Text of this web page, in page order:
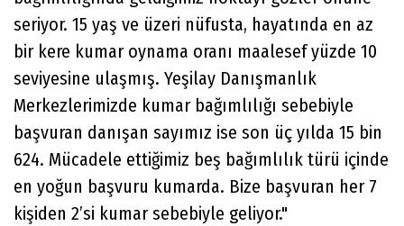
seriyor. 15 yaş ve üzeri nüfusta, hayatında en az
bir kere kumar oynama oranı maalesef yüzde 10
seviyesine ulaşmış. Yeşilay Danışmanlık
Merkezlerimizde kumar bağımlılığı sebebiyle
başvuran danışan sayımız ise son üç yılda 15 bin
624. Mücadele ettiğimiz beş bağımlılık türü içinde
en yoğun başvuru kumarda. Bize başvuran her 7
kişiden 2’si kumar sebebiyle geliyor."